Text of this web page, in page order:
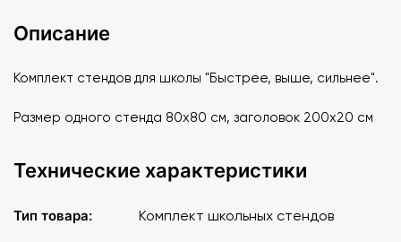
Описание
Комплект стендов для школы "Быстрее, выше, сильнее".
Размер одного стенда 80х80 см, заголовок 200х20 см
Технические характеристики
Тип товара: Комплект школьных стендов